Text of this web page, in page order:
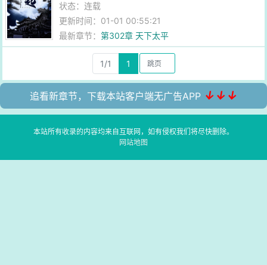
状态：连载
更新时间：01-01 00:55:21
最新章节：第302章 天下太平
1/1 1
追看新章节，下载本站客户端无广告APP ↓↓↓
本站所有收录的内容均来自互联网，如有侵权我们将尽快删除。
网站地图